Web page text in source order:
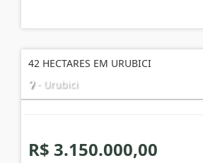
42 HECTARES EM URUBICI
- Urubici
R$ 3.150.000,00